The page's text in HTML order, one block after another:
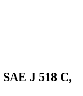
J 518 C,